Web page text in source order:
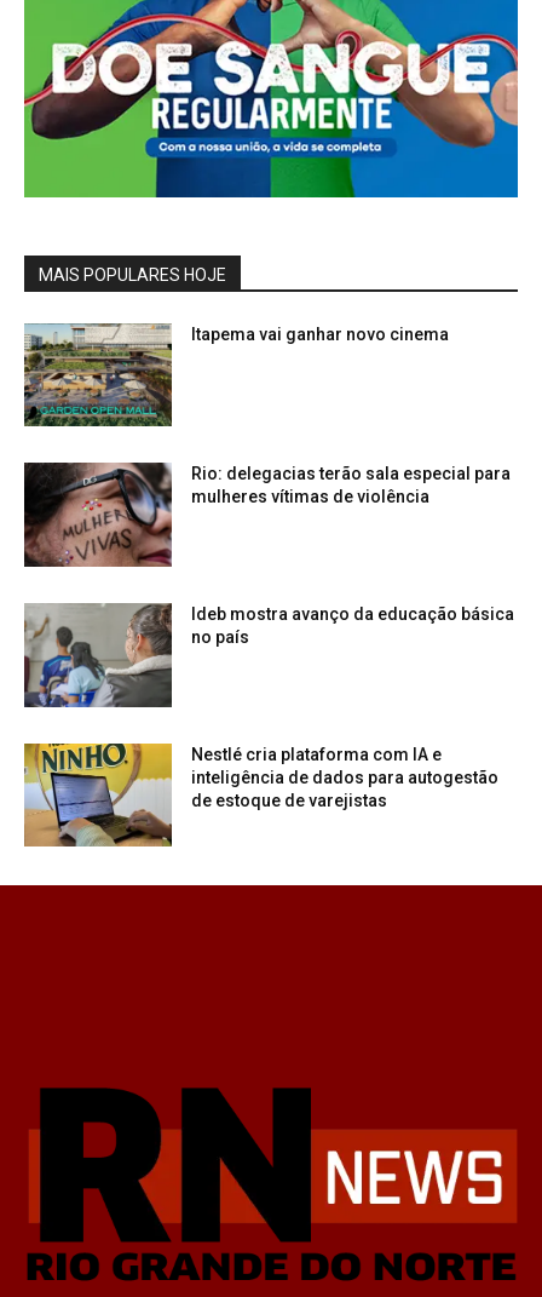
MAIS POPULARES HOJE
Itapema vai ganhar novo cinema
Rio: delegacias terão sala especial para
mulheres vítimas de violência
Ideb mostra avanço da educação básica
no país
Nestlé cria plataforma com IA e
inteligência de dados para autogestão
de estoque de varejistas